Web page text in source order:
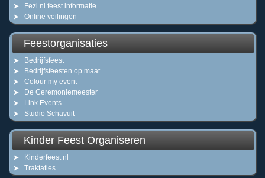
Fezi.nl feest informatie
Online veilingen
Feestorganisaties
Bedrijfsfeest
Bedrijfsfeesten op maat
Colour my event
De Ceremoniemeester
Link Events
Studio Schavuit
Kinder Feest Organiseren
Kinderfeest nl
Traktaties